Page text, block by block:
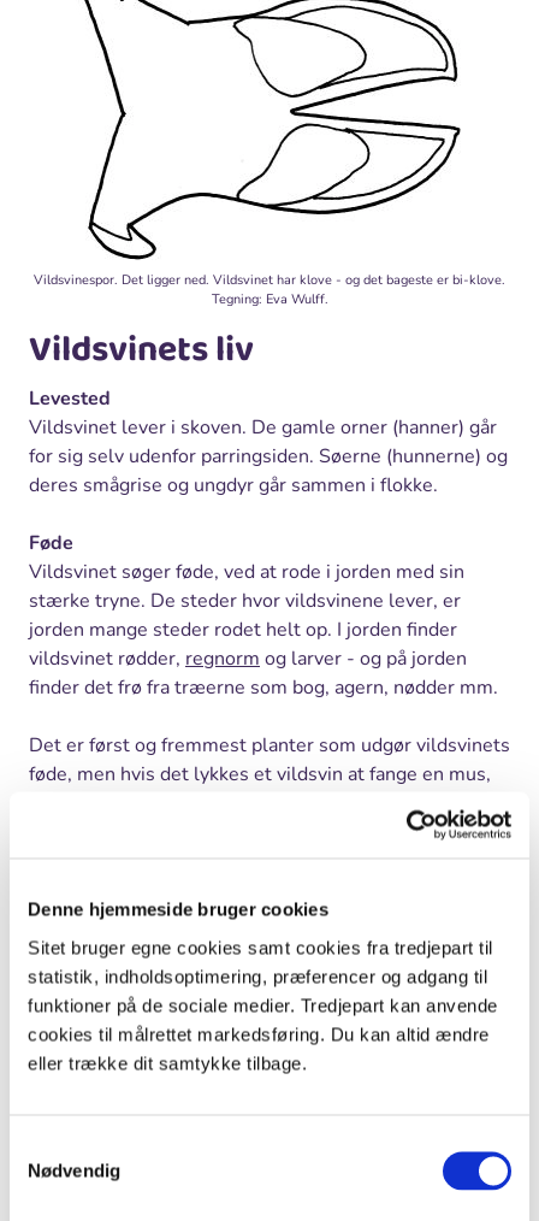
Denne hjemmeside bruger cookies
Sitet bruger egne cookies samt cookies fra tredjepart til
statistik, indholdsoptimering, præferencer og adgang til
funktioner på de sociale medier. Tredjepart kan anvende
cookies til målrettet markedsføring. Du kan altid ændre
eller trække dit samtykke tilbage.
Nødvendig
Vildsvinespor. Det ligger ned. Vildsvinet har klove - og det bageste er bi-klove.
Tegning: Eva Wulff.
Vildsvinets liv
Levested
Vildsvinet lever i skoven. De gamle orner (hanner) går
for sig selv udenfor parringsiden. Søerne (hunnerne) og
deres smågrise og ungdyr går sammen i flokke.
Føde
Vildsvinet søger føde, ved at rode i jorden med sin
stærke tryne. De steder hvor vildsvinene lever, er
jorden mange steder rodet helt op. I jorden finder
vildsvinet rødder, regnorm og larver - og på jorden
finder det frø fra træerne som bog, agern, nødder mm.
Det er først og fremmest planter som udgør vildsvinets
føde, men hvis det lykkes et vildsvin at fange en mus,
unge eller noget andet, så spiser det
dyr, det støder på.
Forekomst og udbredelse
Vi har haft vildsvin i Danmark fra fyrretiden (ca. 8000 f.
Kr.) til 1800-tallet, hvor de blev udryddet helt pga.
jagt. I dag har vi kun ganske få vildsvin i dyrehaver. Af
bange for at vildsvin kan sprede svine-sygdomme.